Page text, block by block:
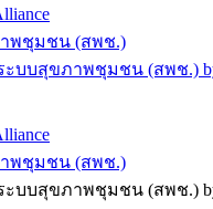
พชุมชน (สพช.)
บบสุขภาพชุมชน (สพช.)
พชุมชน (สพช.)
บบสุขภาพชุมชน (สพช.)